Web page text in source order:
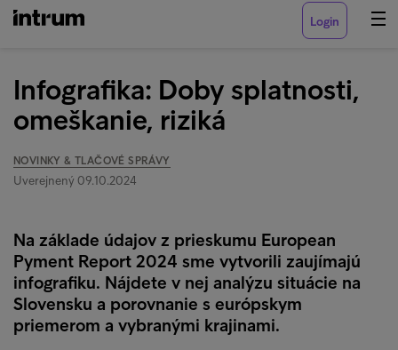
Login
Infografika: Doby splatnosti,
omeškanie, riziká
NOVINKY & TLAČOVÉ SPRÁVY
Uverejnený 09.10.2024
Na základe údajov z prieskumu European
Pyment Report 2024 sme vytvorili zaujímajú
infografiku. Nájdete v nej analýzu situácie na
Slovensku a porovnanie s európskym
priemerom a vybranými krajinami.